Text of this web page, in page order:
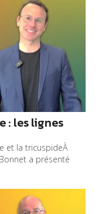
: les lignes
et la tricuspideÀ
a présenté